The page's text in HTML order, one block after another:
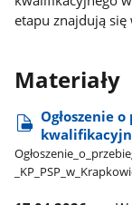
etapu znajdują się
Materiały
Ogłoszenie